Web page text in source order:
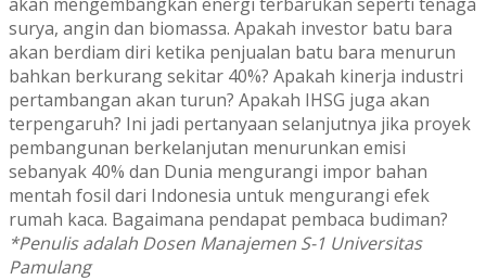
surya, angin dan biomassa. Apakah investor batu bara
akan berdiam diri ketika penjualan batu bara menurun
bahkan berkurang sekitar 40%? Apakah kinerja industri
pertambangan akan turun? Apakah IHSG juga akan
terpengaruh? Ini jadi pertanyaan selanjutnya jika proyek
pembangunan berkelanjutan menurunkan emisi
sebanyak 40% dan Dunia mengurangi impor bahan
mentah fosil dari Indonesia untuk mengurangi efek
rumah kaca. Bagaimana pendapat pembaca budiman?
*Penulis adalah Dosen Manajemen S-1 Universitas
Pamulang